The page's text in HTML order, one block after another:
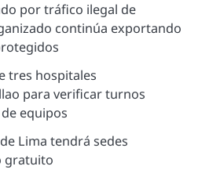
por tráfico ilegal de
continúa exportando
tres hospitales
para verificar turnos
equipos
Lima tendrá sedes
gratuito